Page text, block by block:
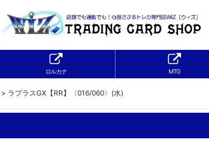
ロルカナ MTG
> ラプラスGX【RR】〈016/060〉(水)